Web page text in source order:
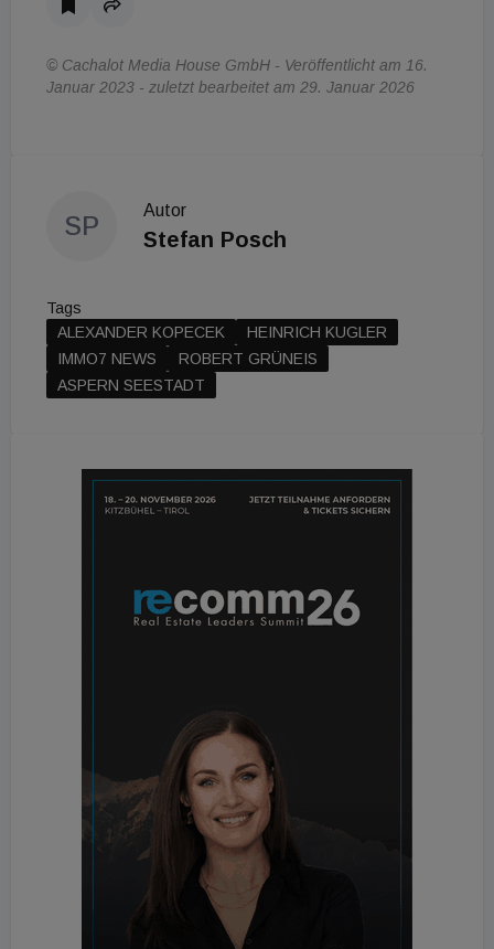
© Cachalot Media House GmbH - Veröffentlicht am 16.
Januar 2023 - zuletzt bearbeitet am 29. Januar 2026
SP
Autor
Stefan Posch
Tags
ALEXANDER KOPECEK
HEINRICH KUGLER
IMMO7 NEWS
ROBERT GRÜNEIS
ASPERN SEESTADT